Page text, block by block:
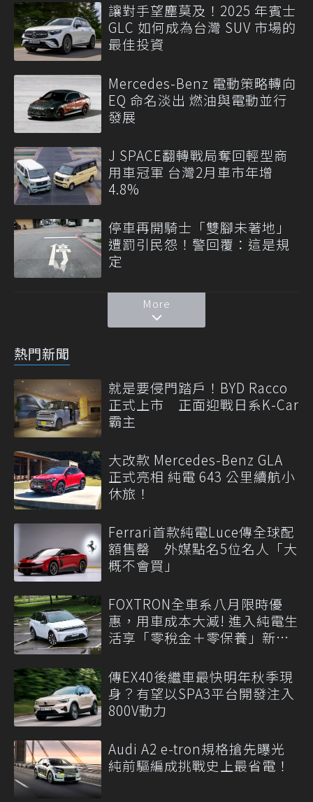
讓對手望塵莫及！2025 年賓士
GLC 如何成為台灣 SUV 市場的
最佳投資
Mercedes-Benz 電動策略轉向
EQ 命名淡出 燃油與電動並行
發展
J SPACE翻轉戰局奪回輕型商
用車冠軍 台灣2月車市年增
4.8%
停車再開騎士「雙腳未著地」
遭罰引民怨！警回覆：這是規
定
More
熱門新聞
就是要侵門踏戶！BYD Racco
正式上市 正面迎戰日系K-Car
霸主
大改款 Mercedes-Benz GLA
正式亮相 純電 643 公里續航小
休旅！
Ferrari首款純電Luce傳全球配
額售罄 外媒點名5位名人「大
概不會買」
FOXTRON全車系八月限時優
惠，用車成本大減! 進入純電生
活享「零稅金＋零保養」新時
傳EX40後繼車最快明年秋季現
身？有望以SPA3平台開發注入
800V動力
Audi A2 e-tron規格搶先曝光
純前驅編成挑戰史上最省電！